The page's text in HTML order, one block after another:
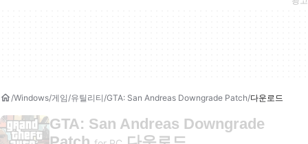
Windows 게임 유틸리티 GTA: San Andreas Downgrade Patch 다운로드
GTA: San Andreas Downgrade